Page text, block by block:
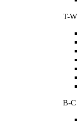
T-W
В-С